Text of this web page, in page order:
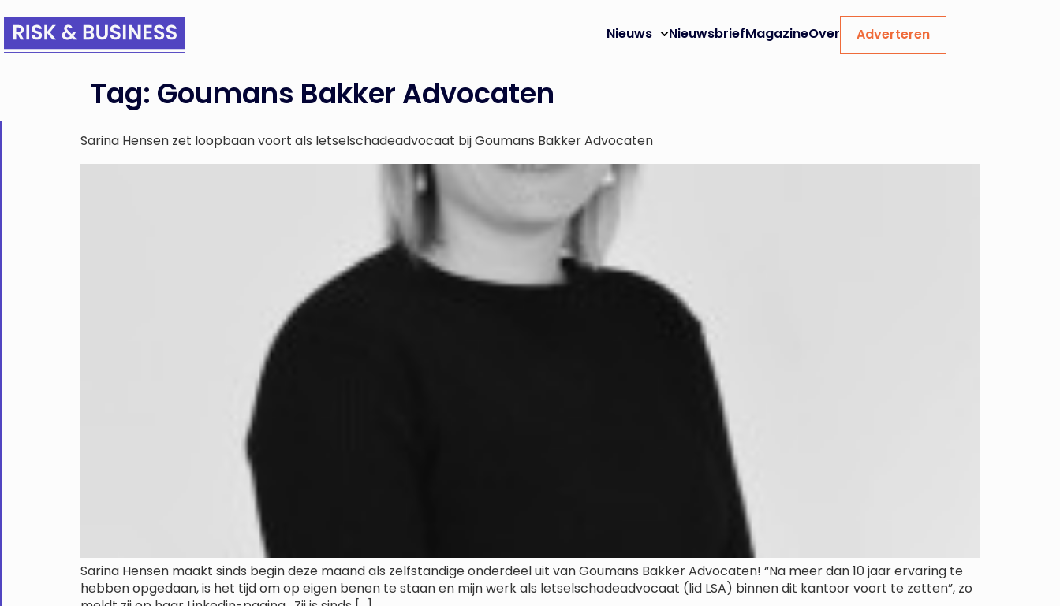
Nieuws NieuwsbriefMagazineOver Adverteren
Tag: Goumans Bakker Advocaten
Sarina Hensen zet loopbaan voort als letselschadeadvocaat bij Goumans Bakker Advocaten
Sarina Hensen maakt sinds begin deze maand als zelfstandige onderdeel uit van Goumans Bakker Advocaten! “Na meer dan 10 jaar ervaring te
hebben opgedaan, is het tijd om op eigen benen te staan en mijn werk als letselschadeadvocaat (lid LSA) binnen dit kantoor voort te zetten”, zo